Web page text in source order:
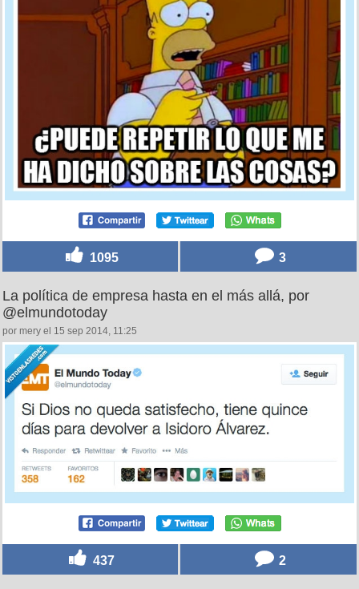
1095 3
La política de empresa hasta en el más allá, por
@elmundotoday
por mery el 15 sep 2014, 11:25
437 2